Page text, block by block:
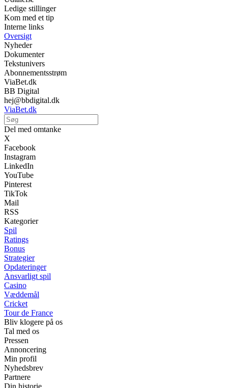
Ledige stillinger
Kom med et tip
Interne links
Oversigt
Nyheder
Dokumenter
Tekstunivers
Abonnementsstrøm
ViaBet.dk
BB Digital
hej@bbdigital.dk
ViaBet.dk
Del med omtanke
X
Facebook
Instagram
LinkedIn
YouTube
Pinterest
TikTok
Mail
RSS
Kategorier
Spil
Ratings
Bonus
Strategier
Opdateringer
Ansvarligt spil
Casino
Væddemål
Cricket
Tour de France
Bliv klogere på os
Tal med os
Pressen
Annoncering
Min profil
Nyhedsbrev
Partnere